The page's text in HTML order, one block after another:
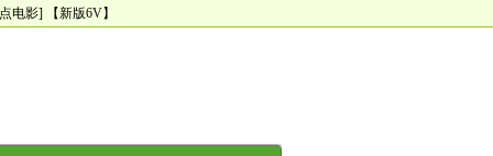
电影] 【新版6V】